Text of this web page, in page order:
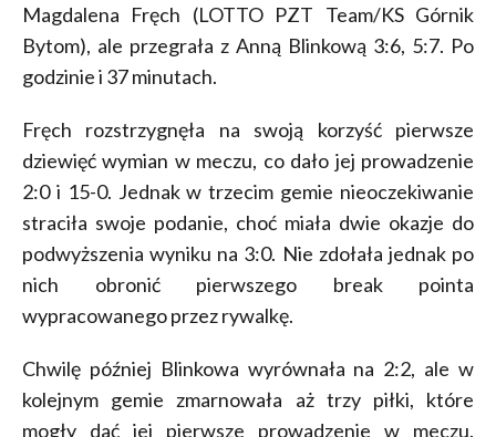
Magdalena Fręch (LOTTO PZT Team/KS Górnik
Bytom), ale przegrała z Anną Blinkową 3:6, 5:7. Po
godzinie i 37 minutach.
Fręch rozstrzygnęła na swoją korzyść pierwsze
dziewięć wymian w meczu, co dało jej prowadzenie
2:0 i 15-0. Jednak w trzecim gemie nieoczekiwanie
straciła swoje podanie, choć miała dwie okazje do
podwyższenia wyniku na 3:0. Nie zdołała jednak po
nich obronić pierwszego break pointa
wypracowanego przez rywalkę.
Chwilę później Blinkowa wyrównała na 2:2, ale w
kolejnym gemie zmarnowała aż trzy piłki, które
mogły dać jej pierwsze prowadzenie w meczu.